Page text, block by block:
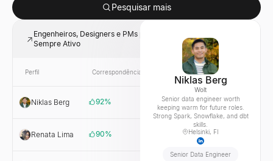
Pesquisar mais
Engenheiros, Designers e PMs para um Pool de Talentos
Sempre Ativo
Perfil Correspondência Empresa
Niklas Berg 92% Wolt
Renata Lima 90%
Niklas Berg
Wolt
Senior data engineer worth
keeping warm for future roles.
Strong Spark, Snowflake, and dbt
skills.
Helsinki, FI
Senior Data Engineer